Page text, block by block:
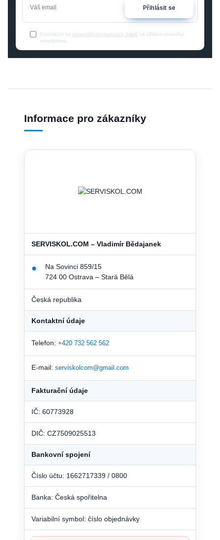
Přihlásit se
Souhlasím se zpracováním osobních údajů za účelem rozesílky
newsletteru.
Informace pro zákazníky
SERVISKOL.COM – Vladimír Bědajanek
●
Na Sovinci 859/15
724 00 Ostrava – Stará Bělá
Česká republika
Kontaktní údaje
Telefon: +420 732 562 562
E-mail: serviskolcom@gmail.com
Fakturační údaje
IČ: 60773928
DIČ: CZ7509025513
Bankovní spojení
Číslo účtu: 1662717339 / 0800
Banka: Česká spořitelna
Variabilní symbol: číslo objednávky